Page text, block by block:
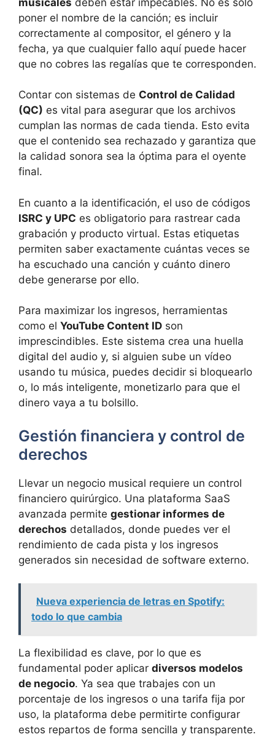
poner el nombre de la canción; es incluir
correctamente al compositor, el género y la
fecha, ya que cualquier fallo aquí puede hacer
que no cobres las regalías que te corresponden.
Contar con sistemas de Control de Calidad
(QC) es vital para asegurar que los archivos
cumplan las normas de cada tienda. Esto evita
que el contenido sea rechazado y garantiza que
la calidad sonora sea la óptima para el oyente
final.
En cuanto a la identificación, el uso de códigos
ISRC y UPC es obligatorio para rastrear cada
grabación y producto virtual. Estas etiquetas
permiten saber exactamente cuántas veces se
ha escuchado una canción y cuánto dinero
debe generarse por ello.
Para maximizar los ingresos, herramientas
como el YouTube Content ID son
imprescindibles. Este sistema crea una huella
digital del audio y, si alguien sube un vídeo
usando tu música, puedes decidir si bloquearlo
o, lo más inteligente, monetizarlo para que el
dinero vaya a tu bolsillo.
Gestión financiera y control de
derechos
Llevar un negocio musical requiere un control
financiero quirúrgico. Una plataforma SaaS
avanzada permite gestionar informes de
derechos detallados, donde puedes ver el
rendimiento de cada pista y los ingresos
generados sin necesidad de software externo.
Nueva experiencia de letras en Spotify:
todo lo que cambia
La flexibilidad es clave, por lo que es
fundamental poder aplicar diversos modelos
de negocio. Ya sea que trabajes con un
porcentaje de los ingresos o una tarifa fija por
uso, la plataforma debe permitirte configurar
estos repartos de forma sencilla y transparente.